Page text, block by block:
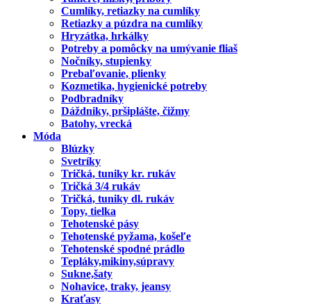
Cumlíky, retiazky na cumlíky
Retiazky a púzdra na cumlíky
Hryzátka, hrkálky
Potreby a pomôcky na umývanie fliaš
Nočníky, stupienky
Prebaľovanie, plienky
Kozmetika, hygienické potreby
Podbradníky
Dáždniky, pršiplášte, čižmy
Batohy, vrecká
Móda
Blúzky
Svetríky
Tričká, tuniky kr. rukáv
Tričká 3/4 rukáv
Tričká, tuniky dl. rukáv
Topy, tielka
Tehotenské pásy
Tehotenské pyžama, košeľe
Tehotenské spodné prádlo
Tepláky,mikiny,súpravy
Sukne,šaty
Nohavice, traky, jeansy
Kraťasy